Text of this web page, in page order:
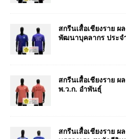
สกรีนเสื้อเชียงราย ผ
พัฒนาบุคลากร ประจ
สกรีนเสื้อเชียงราย ผ
พ.ว.ก. อำพันธุ์
สกรีนเสื้อเชียงราย ผ